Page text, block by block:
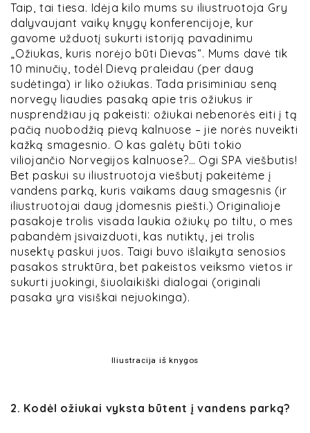
Taip, tai tiesa. Idėja kilo mums su iliustruotoja Gry
dalyvaujant vaikų knygų konferencijoje, kur
gavome užduotį sukurti istoriją pavadinimu
„Ožiukas, kuris norėjo būti Dievas“. Mums davė tik
10 minučių, todėl Dievą praleidau (per daug
sudėtinga) ir liko ožiukas. Tada prisiminiau seną
norvegų liaudies pasaką apie tris ožiukus ir
nusprendžiau ją pakeisti: ožiukai nebenorės eiti į tą
pačią nuobodžią pievą kalnuose – jie norės nuveikti
kažką smagesnio. O kas galėtų būti tokio
viliojančio Norvegijos kalnuose?… Ogi SPA viešbutis!
Bet paskui su iliustruotoja viešbutį pakeitėme į
vandens parką, kuris vaikams daug smagesnis (ir
iliustruotojai daug įdomesnis piešti.) Originalioje
pasakoje trolis visada laukia ožiukų po tiltu, o mes
pabandėm įsivaizduoti, kas nutiktų, jei trolis
nusektų paskui juos. Taigi buvo išlaikyta senosios
pasakos struktūra, bet pakeistos veiksmo vietos ir
sukurti juokingi, šiuolaikiški dialogai (originali
pasaka yra visiškai nejuokinga).
Iliustracija iš knygos
2. Kodėl ožiukai vyksta būtent į vandens parką?